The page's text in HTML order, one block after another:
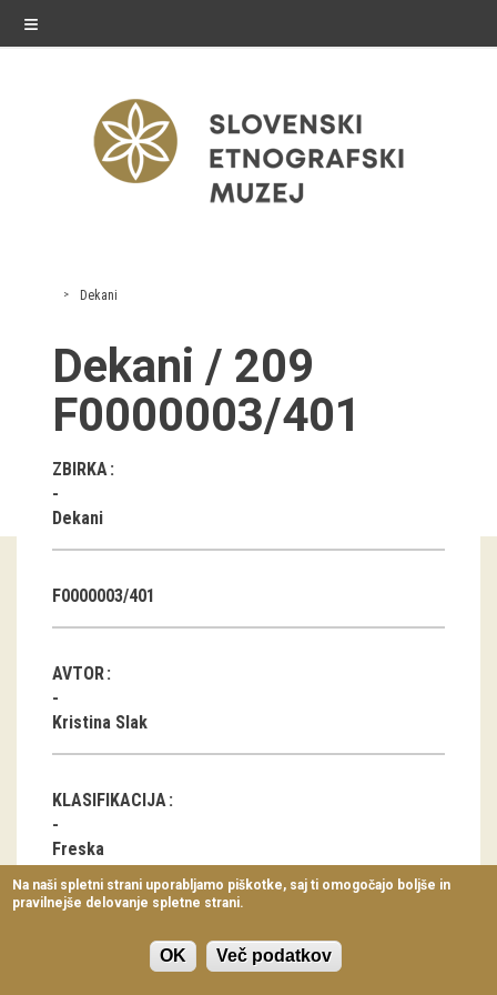
≡
razstave
Stalne razstave
Občasne razstave
Gostovanja
E-razstave
Virtualni sprehodi
Arhiv razstav
dogodki
Prireditve
Predavanja
Delavnice
Vodeni ogledi
Dekani
Dekani / 209
F0000003/401
ZBIRKA
Dekani
F0000003/401
AVTOR
Kristina Slak
KLASIFIKACIJA
Freska
Na naši spletni strani uporabljamo piškotke, saj ti omogočajo boljše in
pravilnejše delovanje spletne strani.
OK Več podatkov